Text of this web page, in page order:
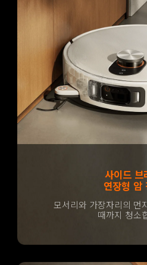
사이드 브
연장형 암
모서리와 가장자리의 먼
때까지 청소